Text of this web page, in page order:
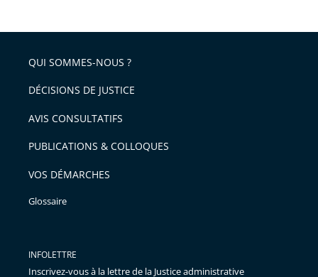
QUI SOMMES-NOUS ?
DÉCISIONS DE JUSTICE
AVIS CONSULTATIFS
PUBLICATIONS & COLLOQUES
VOS DÉMARCHES
Glossaire
INFOLETTRE
Inscrivez-vous à la lettre de la Justice administrative